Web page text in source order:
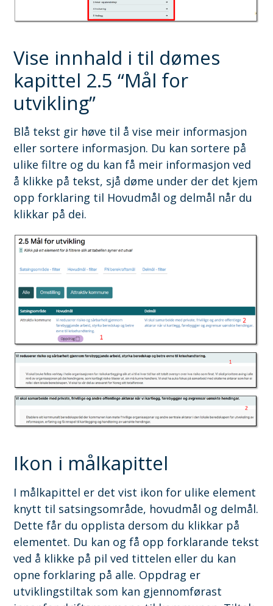
Vise innhald i til dømes
kapittel 2.5 “Mål for
utvikling”
Blå tekst gir høve til å vise meir informasjon
eller sortere informasjon. Du kan sortere på
ulike filtre og du kan få meir informasjon ved
å klikke på tekst, sjå døme under der det kjem
opp forklaring til Hovudmål og delmål når du
klikkar på dei.
Ikon i målkapittel
I målkapittel er det vist ikon for ulike element
knytt til satsingsområde, hovudmål og delmål.
Dette får du opplista dersom du klikkar på
elementet. Du kan og få opp forklarande tekst
ved å klikke på pil ved tittelen eller du kan
opne forklaring på alle. Oppdrag er
utviklingstiltak som kan gjennomførast